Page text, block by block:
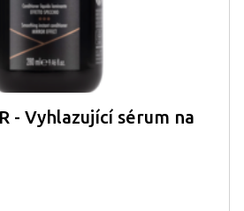
- Vyhlazující sérum na